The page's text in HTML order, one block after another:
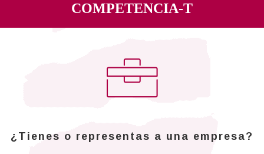
COMPETENCIA-T
¿Tienes o representas a una empresa?